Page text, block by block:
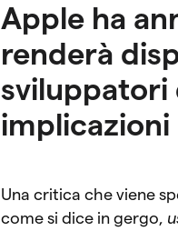
Apple ha
renderà
sviluppatori
Una critica che viene
come si dice in gergo,